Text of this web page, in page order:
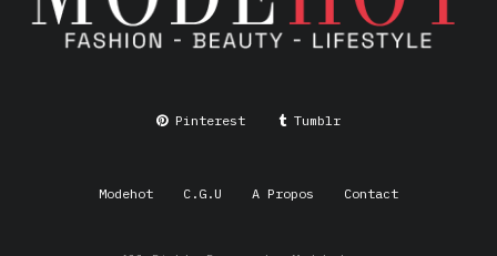
Comment*
Pinterest Tumblr
Modehot C.G.U A Propos Contact